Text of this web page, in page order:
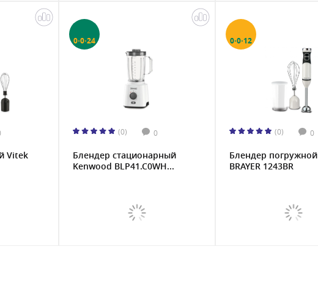
Vitek
0·0·24
(0) 0
Блендер стационарный
Kenwood BLP41.C0WH...
0·0·12
(0) 0
Блендер погружной
BRAYER 1243BR